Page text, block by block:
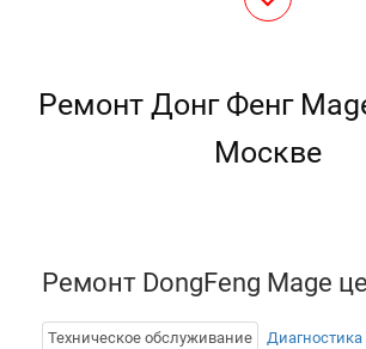
Ремонт Донг Фенг
Москве
Ремонт DongFeng Mage
Техническое обслуживание Диагностика